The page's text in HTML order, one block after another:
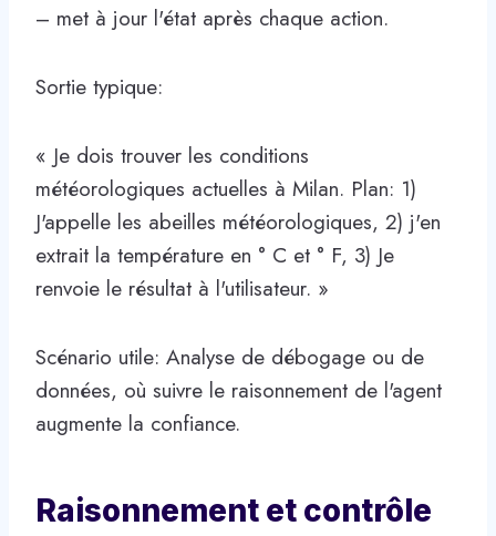
– met à jour l'état après chaque action.
Sortie typique:
« Je dois trouver les conditions
météorologiques actuelles à Milan. Plan: 1)
J'appelle les abeilles météorologiques, 2) j'en
extrait la température en ° C et ° F, 3) Je
renvoie le résultat à l'utilisateur. »
Scénario utile: Analyse de débogage ou de
données, où suivre le raisonnement de l'agent
augmente la confiance.
Raisonnement et contrôle